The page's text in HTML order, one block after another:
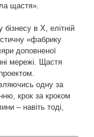
щастя».
в X, елітній
«фабрику
доповненої
мережі. Щастя
одну за
крок за кроком
– навіть тоді,